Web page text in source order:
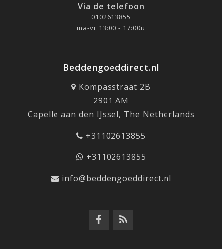
Via de telefoon
0102613855
ma-vr 13:00 - 17:00u
Beddengoeddirect.nl
Kompasstraat 2B
2901 AM
Capelle aan den IJssel, The Netherlands
+31102613855
+31102613855
info@beddengoeddirect.nl